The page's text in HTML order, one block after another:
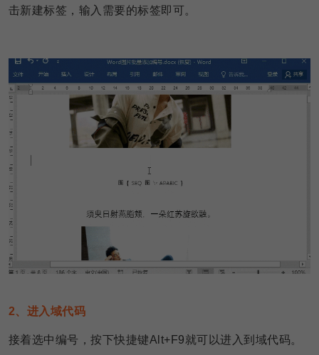
击新建标签，输入需要的标签即可。
2、进入域代码
接着选中编号，按下快捷键Alt+F9就可以进入到域代码。